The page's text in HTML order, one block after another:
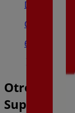
Dia
Calle Río
6.8 km
Otros